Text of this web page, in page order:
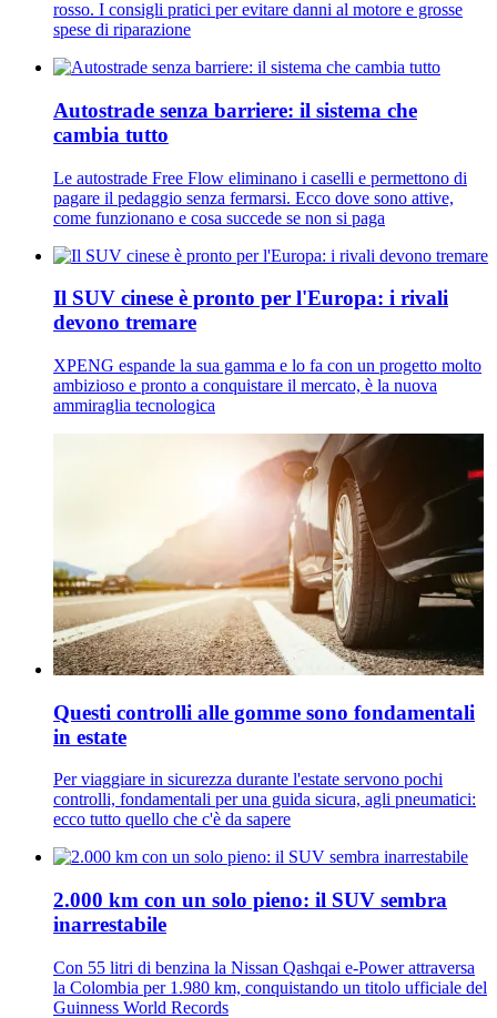
rosso. I consigli pratici per evitare danni al motore e grosse
spese di riparazione
Autostrade senza barriere: il sistema che
cambia tutto
Le autostrade Free Flow eliminano i caselli e permettono di
pagare il pedaggio senza fermarsi. Ecco dove sono attive,
come funzionano e cosa succede se non si paga
Il SUV cinese è pronto per l'Europa: i rivali
devono tremare
XPENG espande la sua gamma e lo fa con un progetto molto
ambizioso e pronto a conquistare il mercato, è la nuova
ammiraglia tecnologica
Questi controlli alle gomme sono fondamentali
in estate
Per viaggiare in sicurezza durante l'estate servono pochi
controlli, fondamentali per una guida sicura, agli pneumatici:
ecco tutto quello che c'è da sapere
2.000 km con un solo pieno: il SUV sembra
inarrestabile
Con 55 litri di benzina la Nissan Qashqai e-Power attraversa
la Colombia per 1.980 km, conquistando un titolo ufficiale del
Guinness World Records